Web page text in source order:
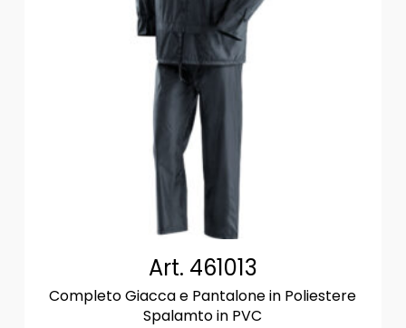
Art. 461013
Completo Giacca e Pantalone in Poliestere
Spalamto in PVC